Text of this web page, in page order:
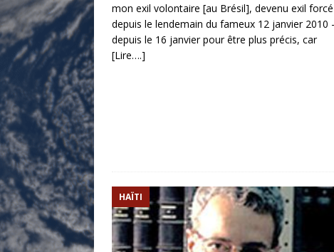
mon exil volontaire [au Brésil], devenu exil forcé
depuis le lendemain du fameux 12 janvier 2010
depuis le 16 janvier pour être plus précis, car
[Lire….]
HAÏTI